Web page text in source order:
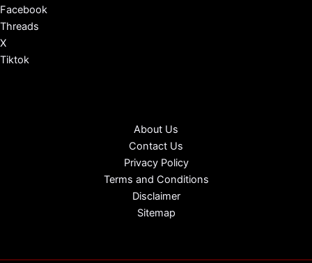
Facebook
Threads
X
Tiktok
About Us
Contact Us
Privacy Policy
Terms and Conditions
Disclaimer
Sitemap